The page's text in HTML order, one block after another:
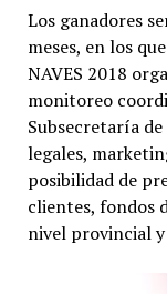
Los ganadores
meses, en los
NAVES 2018
monitoreo
Subsecretaría
legales,
posibilidad de
clientes, fondos
nivel provincial